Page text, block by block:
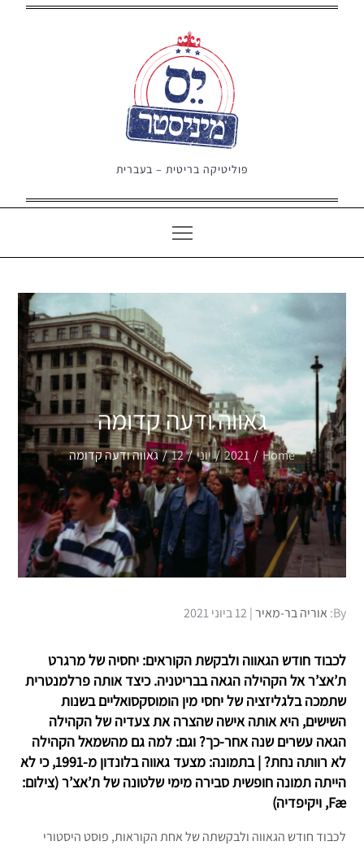
פוליטיקה בריטית – בעברית
גאווה ודעה קדומה
Home
2021 יוני 12 גאווה ודעה קדומה
By: אוריה בר-מאיר Posted
12 ביוני 2021
לכבוד חודש הגאווה ולבקשת הקוראים: יחסיה של מרגרט
ת’אצ’ר אל הקהילה הגאה בבריטניה. כיצד אותה פרלמנטרית
שתמכה בלגליזציה של יחסי מין הומוסקסואליים בשנות
השישים, היא אותה אישה שהצרה את צעדיה של הקהילה
הגאה עשרים שנה אחר-כך? וגם: למה גם מהשמאל הקהילה
לא רוותה נחת? | בתמונה: מצעד גאווה בלונדון מ-1991, כי לא
הייתה תמונה חופשית סבירה מימי שלטונה של ת’אצ’ר (צילום:
Fæ, ויקיפדיה)
לכבוד חודש הגאווה ולבקשתה של אחת הקוראות, פוסט היסטורי